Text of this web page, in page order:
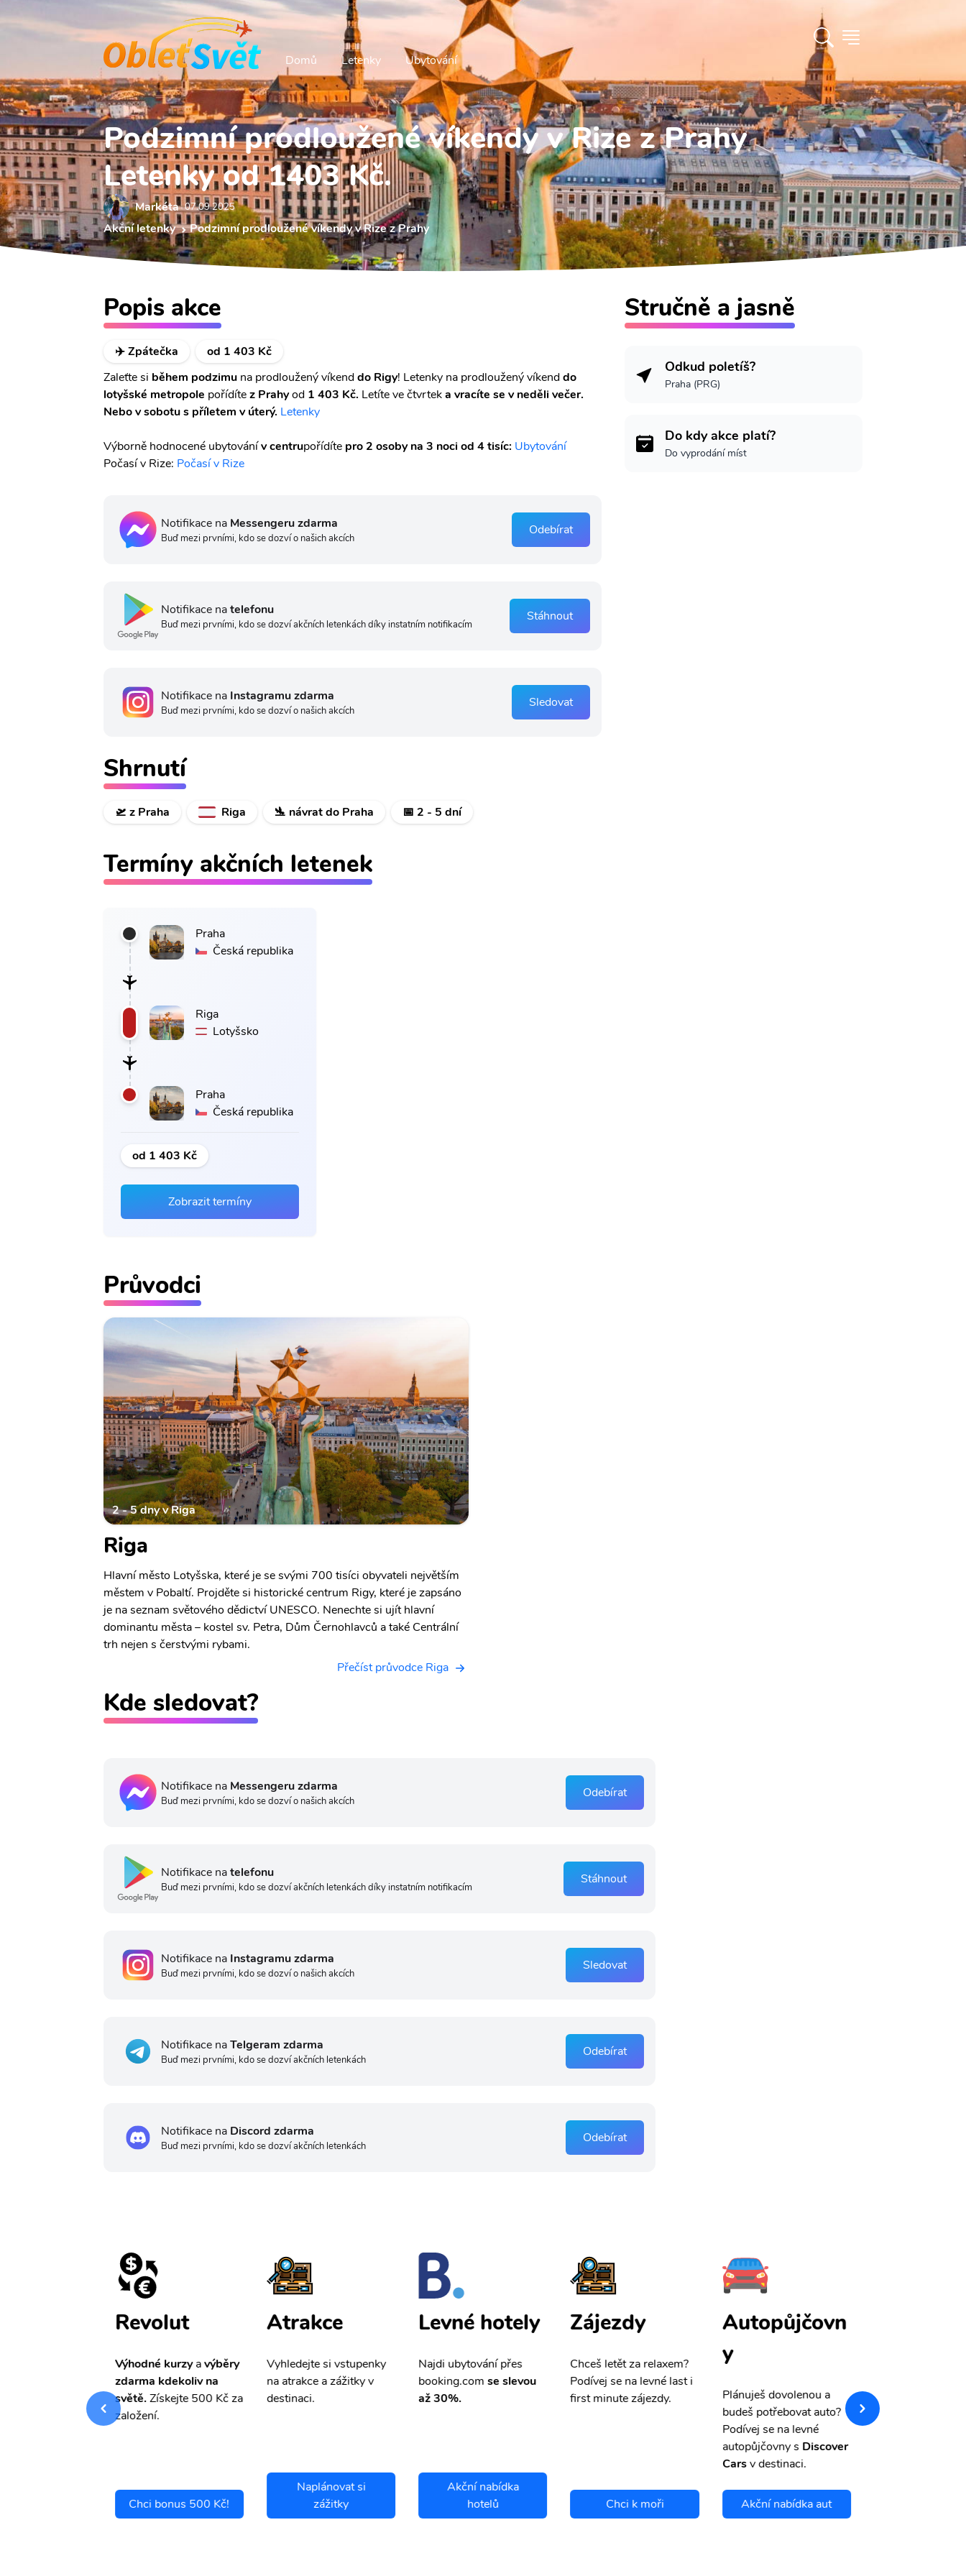
Domů Letenky Ubytování
Podzimní prodloužené víkendy v Rize z Prahy
Letenky od 1403 Kč.
Markéta 07.09 2025
Akční letenky Podzimní prodloužené víkendy v Rize z Prahy
Popis akce
✈️ Zpátečka
od 1 403 Kč
Zaleťte si během podzimu na prodloužený víkenddo Rigy! Letenky na prodloužený víkenddo
lotyšské metropole pořídítez Prahyod 1 403 Kč. Letíte ve čtvrteka vracíte se v neděli večer.
Nebo v sobotu s příletem v úterý. Letenky
Výborně hodnocené ubytovánív centrupořídíte pro 2 osoby na 3 noci od 4 tisíc: Ubytování
Počasí v Rize: Počasí v Rize
Notifikace na Messengeru zdarma
Buď mezi prvními, kdo se dozví o našich akcích
Odebírat
Notifikace natelefonu
Buď mezi prvními, kdo se dozví akčních letenkách díky instatním notifikacím
Stáhnout
Notifikace na Instagramu zdarma
Buď mezi prvními, kdo se dozví o našich akcích
Sledovat
Shrnutí
🛫 z Praha Riga 🛬 návrat do Praha 📅 2 - 5 dní
Stručně a jasně
Odkud poletíš?
Praha (PRG)
Do kdy akce platí?
Do vyprodání míst
Termíny akčních letenek
Praha
Česká republika
Riga
Lotyšsko
Praha
Česká republika
od 1 403 Kč
Zobrazit termíny
Průvodci
2 - 5 dny v Riga
Riga
Hlavní město Lotyšska, které je se svými 700 tisíci obyvateli největším
městem v Pobaltí. Projděte si historické centrum Rigy, které je zapsáno
je na seznam světového dědictví UNESCO. Nenechte si ujít hlavní
dominantu města – kostel sv. Petra, Dům Černohlavců a také Centrální
trh nejen s čerstvými rybami.
Přečíst průvodce Riga
Kde sledovat?
Notifikace na Messengeru zdarma
Buď mezi prvními, kdo se dozví o našich akcích
Odebírat
Notifikace natelefonu
Buď mezi prvními, kdo se dozví akčních letenkách díky instatním notifikacím
Stáhnout
Notifikace na Instagramu zdarma
Buď mezi prvními, kdo se dozví o našich akcích
Sledovat
Notifikace naTelgeram zdarma
Buď mezi prvními, kdo se dozví akčních letenkách
Odebírat
Notifikace na Discord zdarma
Buď mezi prvními, kdo se dozví akčních letenkách
Odebírat
Revolut
Výhodné kurzyavýběry
zdarma kdekoliv na
světě.Získejte 500 Kč za
založení.
Chci bonus 500 Kč!
Atrakce
Vyhledejte si vstupenky
na atrakce a zážitky v
destinaci.
Naplánovat si
zážitky
Levné hotely
Najdi ubytování přes
booking.comse slevou
až 30%.
Akční nabídka
hotelů
Zájezdy
Chceš letět za relaxem?
Podívej se na levné last i
first minute zájezdy.
Chci k moři
Autopůjčovn
y
Plánuješ dovolenou a
budeš potřebovat auto?
Podívej se na levné
autopůjčovny s Discover
Carsv destinaci.
Akční nabídka aut
pojištění a
storno.